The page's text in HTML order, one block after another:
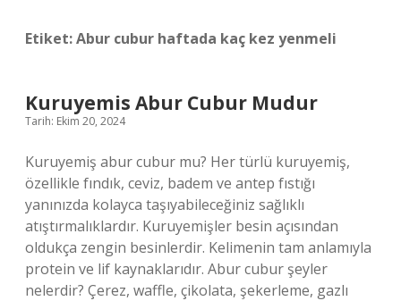
Etiket:Abur cubur haftada kaç kez yenmeli
Kuruyemis Abur Cubur Mudur
Tarih: Ekim 20, 2024
Kuruyemiş abur cubur mu? Her türlü kuruyemiş,
özellikle fındık, ceviz, badem ve antep fıstığı
yanınızda kolayca taşıyabileceğiniz sağlıklı
atıştırmalıklardır. Kuruyemişler besin açısından
oldukça zengin besinlerdir. Kelimenin tam anlamıyla
protein ve lif kaynaklarıdır. Abur cubur şeyler
nelerdir? Çerez, waffle, çikolata, şekerleme, gazlı